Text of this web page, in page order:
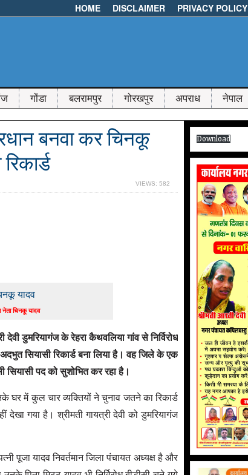
HOME DISCLAIMER PRIVACY POLICY
गोंडा बलरामपुर गोरखपुर अपराध नेपाल
बनवा कर चिनकू
VIEWS: 582
नेता चिनकू यादव
देवी डुमरियागंज के रेहरा कैथवलिया गांव से निर्विरोध
सियासी रिकार्ड बना लिया है। वह जिले के एक
सियासी पद को सुशोभित कर रहा है।
घर में कुल चार व्यक्तियों ने चुनाव जतने का रिकार्ड
देखा गया है। श्रीमती गायत्री देवी को डुमरियागंज
पूजा यादव निवर्तमान जिला पंचायत अध्यक्ष है और
Download